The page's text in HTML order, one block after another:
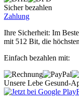
Sicher bezahlen
Zahlung
Ihre Sicherheit: Im
mit 512 Bit, die
Einfach bezahlen mit:
Unsere Lebe Gesund-